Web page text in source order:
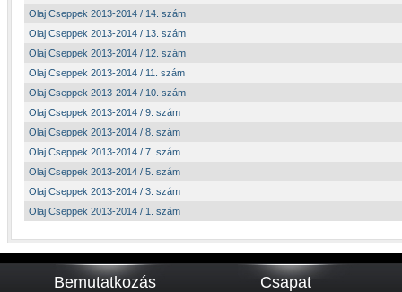
Olaj Cseppek 2013-2014 / 14. szám
Olaj Cseppek 2013-2014 / 13. szám
Olaj Cseppek 2013-2014 / 12. szám
Olaj Cseppek 2013-2014 / 11. szám
Olaj Cseppek 2013-2014 / 10. szám
Olaj Cseppek 2013-2014 / 9. szám
Olaj Cseppek 2013-2014 / 8. szám
Olaj Cseppek 2013-2014 / 7. szám
Olaj Cseppek 2013-2014 / 5. szám
Olaj Cseppek 2013-2014 / 3. szám
Olaj Cseppek 2013-2014 / 1. szám
Bemutatkozás Csapat